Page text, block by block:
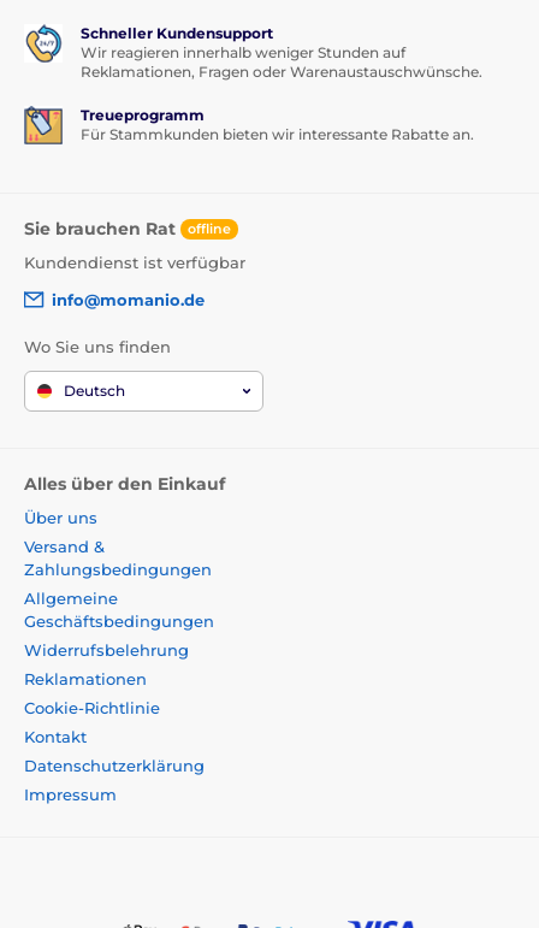
Schneller Kundensupport
Wir reagieren innerhalb weniger Stunden auf
Reklamationen, Fragen oder Warenaustauschwünsche.
Treueprogramm
Für Stammkunden bieten wir interessante Rabatte an.
Sie brauchen Rat offline
Kundendienst ist verfügbar
info@momanio.de
Wo Sie uns finden
Deutsch
Alles über den Einkauf
Über uns
Versand &
Zahlungsbedingungen
Allgemeine
Geschäftsbedingungen
Widerrufsbelehrung
Reklamationen
Cookie-Richtlinie
Kontakt
Datenschutzerklärung
Impressum